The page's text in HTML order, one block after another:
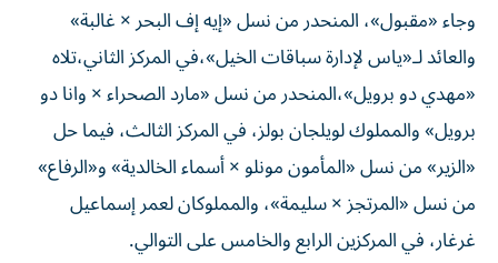
وجاء «مقبول»، المنحدر من نسل «إيه إف البحر × غالبة»
والعائد لـ«ياس لإدارة سباقات الخيل»،في المركز الثاني،تلاه
«مهدي دو برويل»،المنحدر من نسل «مارد الصحراء × وانا دو
برويل» والمملوك لويلجان بولز، في المركز الثالث، فيما حل
«الزير» من نسل «المأمون مونلو × أسماء الخالدية» و«الرفاع»
من نسل «المرتجز × سليمة»، والمملوكان لعمر إسماعيل
غرغار، في المركزين الرابع والخامس على التوالي.